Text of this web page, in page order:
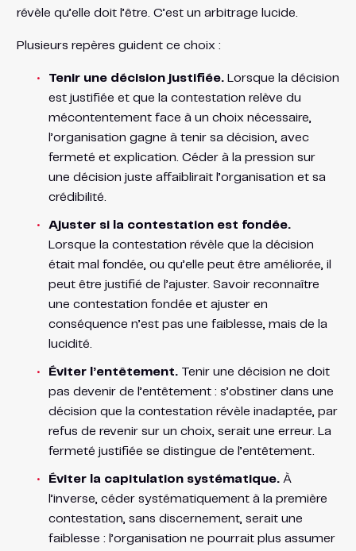
révèle qu’elle doit l’être. C’est un arbitrage lucide.
Plusieurs repères guident ce choix :
Tenir une décision justifiée.Lorsque la décision
est justifiée et que la contestation relève du
mécontentement face à un choix nécessaire,
l’organisation gagne à tenir sa décision, avec
fermeté et explication. Céder à la pression sur
une décision juste affaiblirait l’organisation et sa
crédibilité.
Ajuster si la contestation est fondée.
Lorsque la contestation révèle que la décision
était mal fondée, ou qu’elle peut être améliorée, il
peut être justifié de l’ajuster. Savoir reconnaître
une contestation fondée et ajuster en
conséquence n’est pas une faiblesse, mais de la
lucidité.
Éviter l’entêtement.Tenir une décision ne doit
pas devenir de l’entêtement : s’obstiner dans une
décision que la contestation révèle inadaptée, par
refus de revenir sur un choix, serait une erreur. La
fermeté justifiée se distingue de l’entêtement.
Éviter la capitulation systématique.À
l’inverse, céder systématiquement à la première
contestation, sans discernement, serait une
faiblesse : l’organisation ne pourrait plus assumer